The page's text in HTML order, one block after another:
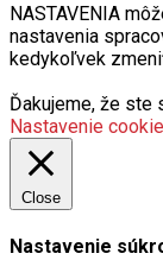
NASTAVENIA
nastavenia
kedykoľvek
Ďakujeme, že ste
Nastavenie
Close
Nastavenie